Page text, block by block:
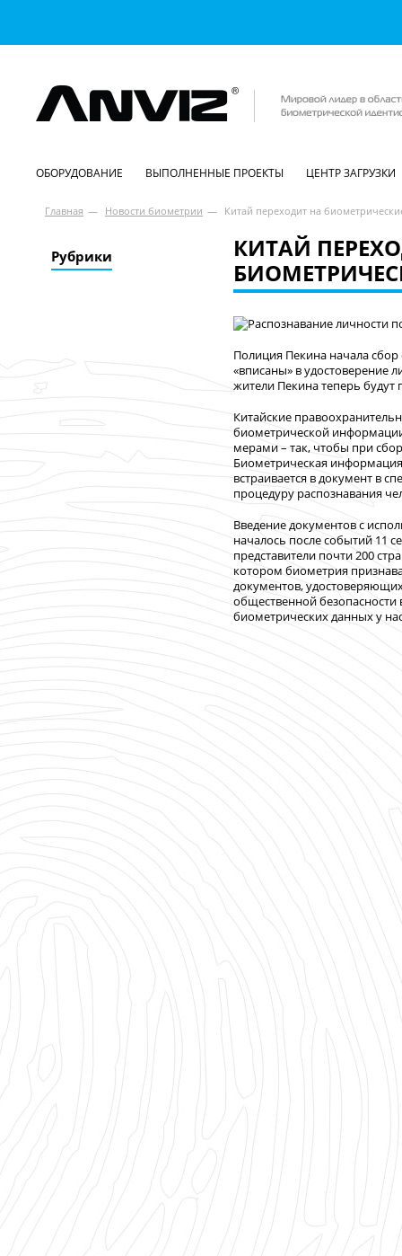
ОБОРУДОВАНИЕ ВЫПОЛНЕННЫЕ ПРОЕКТЫ ЦЕНТР ЗАГРУЗКИ
Главная — Новости биометрии — Китай переходит на
Рубрики
КИТАЙ
Полиция Пекина начала
«вписаны» в удостоверение
жители Пекина теперь
Китайские
биометрической
мерами – так, чтобы при
Биометрическая
встраивается в документ в
процедуру распознавания
Введение документов c
началось после событий 11
представители почти 200
котором биометрия
документов,
общественной
биометрических данных у